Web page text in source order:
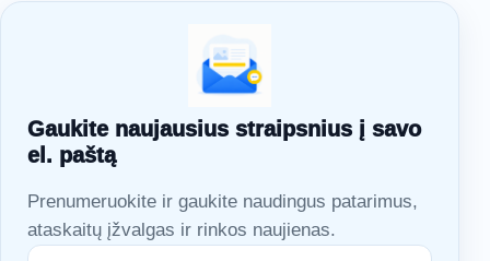
Gaukite naujausius straipsnius į savo
el. paštą
Prenumeruokite ir gaukite naudingus patarimus,
ataskaitų įžvalgas ir rinkos naujienas.